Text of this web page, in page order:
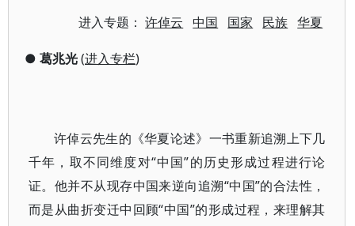
进入专题：许倬云 中国 国家 民族 华夏
● 葛兆光(进入专栏)
许倬云先生的《华夏论述》一书重新追溯上下几
千年，取不同维度对“中国”的历史形成过程进行论
证。他并不从现存中国来逆向追溯“中国”的合法性，
而是从曲折变迁中回顾“中国”的形成过程，来理解其